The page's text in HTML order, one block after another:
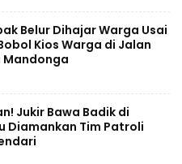
Belur Dihajar Warga Usai
Kios Warga di Jalan
Mandonga
Jukir Bawa Badik di
Diamankan Tim Patroli